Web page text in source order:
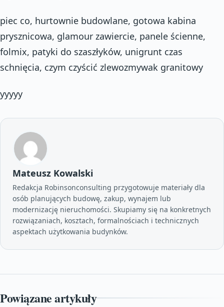
piec co, hurtownie budowlane, gotowa kabina
prysznicowa, glamour zawiercie, panele ścienne,
folmix, patyki do szaszłyków, unigrunt czas
schnięcia, czym czyścić zlewozmywak granitowy
yyyyy
Mateusz Kowalski
Redakcja Robinsonconsulting przygotowuje materiały dla
osób planujących budowę, zakup, wynajem lub
modernizację nieruchomości. Skupiamy się na konkretnych
rozwiązaniach, kosztach, formalnościach i technicznych
aspektach użytkowania budynków.
Powiązane artykuły